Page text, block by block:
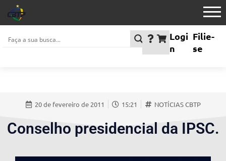
Logi
n
Filie-
se
20 de fevereiro de 2011 15:21 NOTÍCIAS CBTP
Conselho presidencial da IPSC.